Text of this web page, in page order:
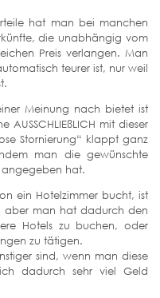
hat man bei manchen
die unabhängig vom
Preis verlangen. Man
teurer ist, nur weil
Meinung nach bietet ist
mit dieser
Stornierung“ klappt ganz
man die gewünschte
angegeben hat.
ein Hotelzimmer bucht, ist
aber man hat dadurch den
Hotels zu buchen, oder
zu tätigen.
sind, wenn man diese
dadurch sehr viel Geld